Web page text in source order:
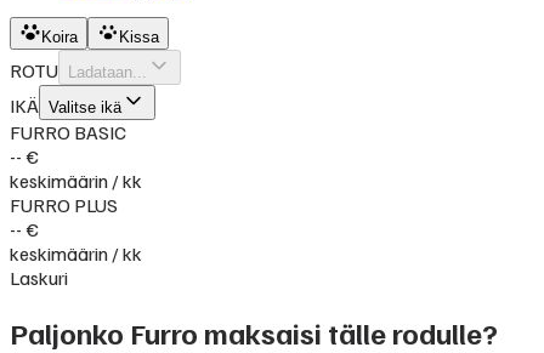
Koira Kissa
ROTU Ladataan...
IKÄ Valitse ikä
FURRO BASIC
-- €
keskimäärin / kk
FURRO PLUS
-- €
keskimäärin / kk
Laskuri
Paljonko Furro maksaisi tälle rodulle?